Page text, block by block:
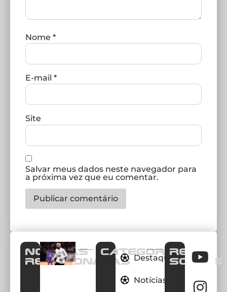
Nome *
E-mail *
Site
Salvar meus dados neste navegador para
a próxima vez que eu comentar.
Notícias
Relacionadas
CATEGORIAS
Destaques
Notícias
REDES
SOCIAIS